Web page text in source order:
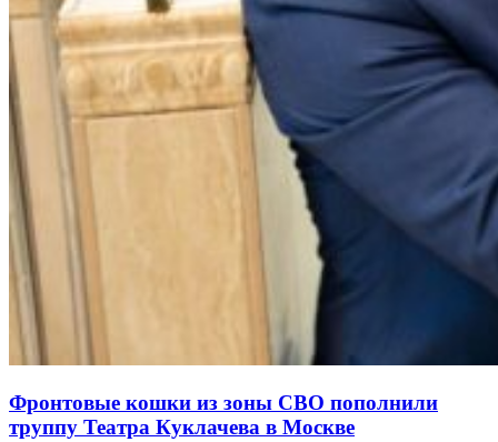
Фронтовые кошки из зоны СВО пополнили
труппу Театра Куклачева в Москве